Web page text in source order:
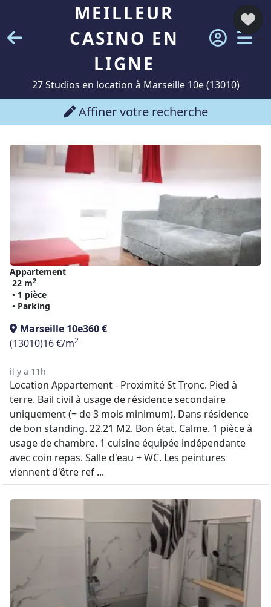
MEILLEUR
CASINO EN
LIGNE
27 Studios en location à Marseille 10e (13010)
Affiner votre recherche
Appartement
22 m2
• 1 pièce
• Parking
Marseille 10e360 €
(13010)16 €/m2
il y a 11h
Location Appartement - Proximité St Tronc. Pied à
terre. Bail civil à usage de résidence secondaire
uniquement (+ de 3 mois minimum). Dans résidence
de bon standing. 22.21 M2. Bon état. Calme. 1 pièce à
usage de chambre. 1 cuisine équipée indépendante
avec coin repas. Salle d'eau + WC. Les peintures
viennent d'être ref ...